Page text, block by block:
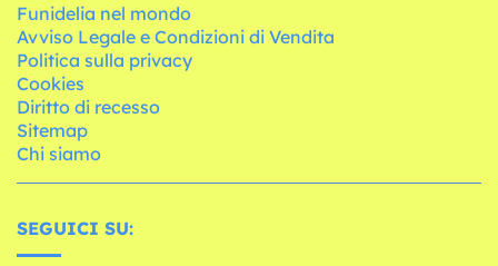
Funidelia nel mondo
Avviso Legale e Condizioni di Vendita
Politica sulla privacy
Cookies
Diritto di recesso
Sitemap
Chi siamo
SEGUICI SU: